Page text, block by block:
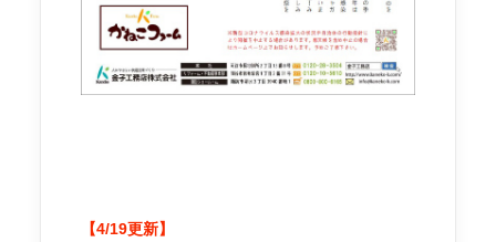
【4/19更新】